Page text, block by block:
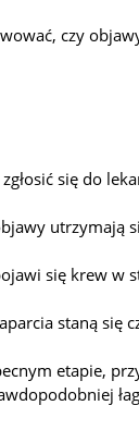
czy
się do
utrzymają
się krew w
staną się
etapie,